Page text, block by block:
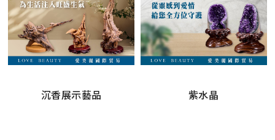
沉香展示藝品 紫水晶